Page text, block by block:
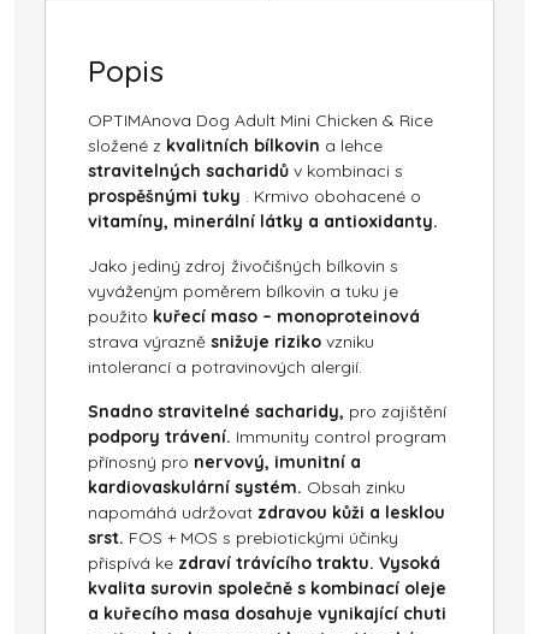
Popis
OPTIMAnova Dog Adult Mini Chicken & Rice
složené z kvalitních bílkovin a lehce
stravitelných sacharidů v kombinaci s
prospěšnými tuky . Krmivo obohacené o
vitamíny, minerální látky a antioxidanty.
Jako jediný zdroj živočišných bílkovin s
vyváženým poměrem bílkovin a tuku je
použito kuřecí maso – monoproteinová
strava výrazně snižuje riziko vzniku
intolerancí a potravinových alergií.
Snadno stravitelné sacharidy, pro zajištění
podpory trávení. Immunity control program
přínosný pro nervový, imunitní a
kardiovaskulární systém. Obsah zinku
napomáhá udržovat zdravou kůži a lesklou
srst. FOS + MOS s prebiotickými účinky
přispívá ke zdraví trávícího traktu. Vysoká
kvalita surovin společně s kombinací oleje
a kuřecího masa dosahuje vynikající chuti